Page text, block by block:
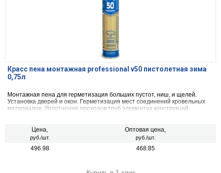
Красс пена монтажная professional v50 пистолетная зима
0,75л
Монтажная пена для герметизация больших пустот, ниш, и щелей.
Установка дверей и окон. Герметизация мест соединений кровельных
материалов. Уплотнение проходов труб элементах конструкций
Цена,
руб./шт.
Оптовая цена,
руб./шт.
496.98 468.85